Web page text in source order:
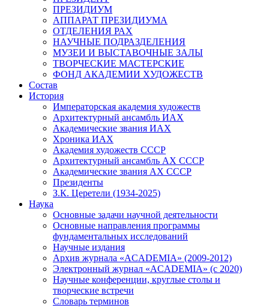
ПРЕЗИДИУМ
АППАРАТ ПРЕЗИДИУМА
ОТДЕЛЕНИЯ РАХ
НАУЧНЫЕ ПОДРАЗДЕЛЕНИЯ
МУЗЕИ И ВЫСТАВОЧНЫЕ ЗАЛЫ
ТВОРЧЕСКИЕ МАСТЕРСКИЕ
ФОНД АКАДЕМИИ ХУДОЖЕСТВ
Состав
История
Императорская академия художеств
Архитектурный ансамбль ИАХ
Академические звания ИАХ
Хроника ИАХ
Академия художеств СССР
Архитектурный ансамбль АХ СССР
Академические звания АХ СССР
Президенты
З.К. Церетели (1934-2025)
Наука
Основные задачи научной деятельности
Основные направления программы
фундаментальных исследований
Научные издания
Архив журнала «ACADEMIA» (2009-2012)
Электронный журнал «ACADEMIA» (с 2020)
Научные конференции, круглые столы и
творческие встречи
Словарь терминов